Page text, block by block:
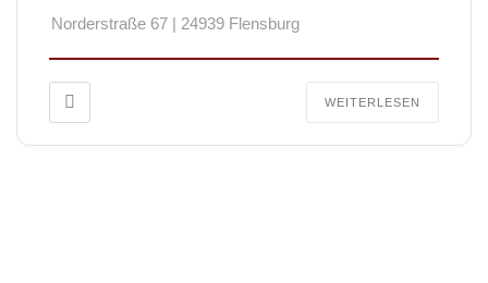
Norderstraße 67 | 24939 Flensburg
WEITERLESEN